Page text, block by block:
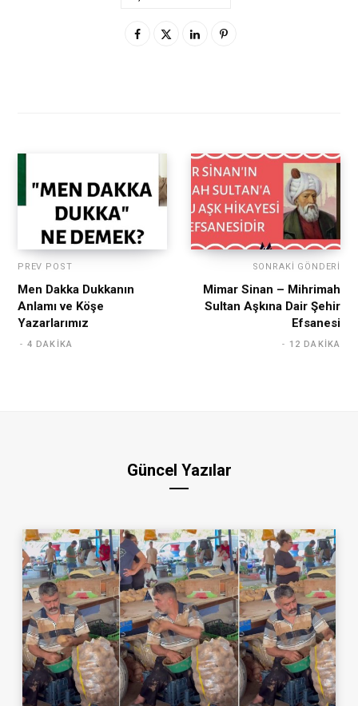
PREV POST
Men Dakka Dukkanın
Anlamı ve Köşe
Yazarlarımız
4 DAKIKA
SONRAKI GÖNDERI
Mimar Sinan – Mihrimah
Sultan Aşkına Dair Şehir
Efsanesi
12 DAKIKA
Güncel Yazılar